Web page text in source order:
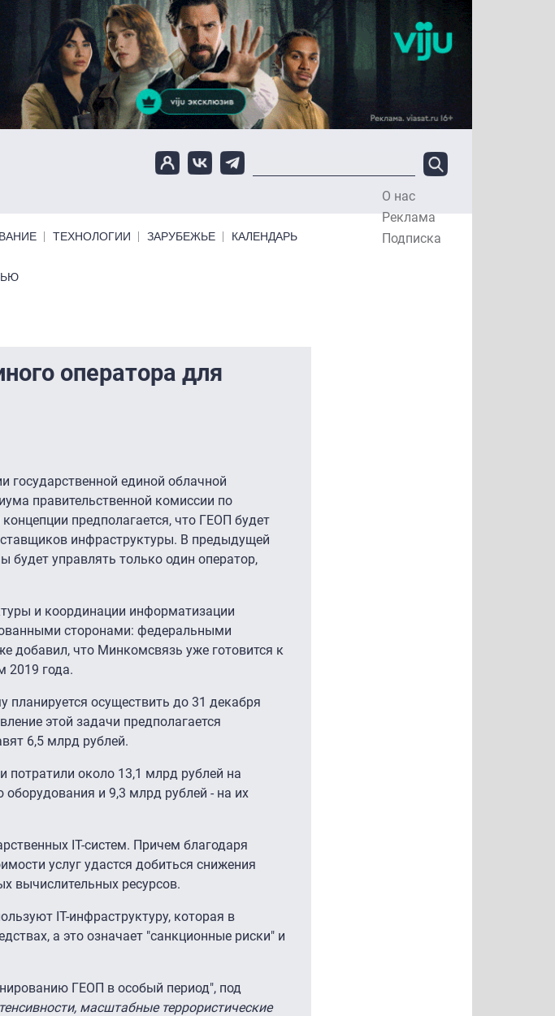
О нас
Реклама
Подписка
ТЕХНОЛОГИИ ЗАРУБЕЖЬЕ КАЛЕНДАРЬ
оператора для
государственной единой облачной
правительственной комиссии по
предполагается, что ГЕОП будет
инфраструктуры. В предыдущей
будет управлять только один оператор,
и координации информатизации
сторонами: федеральными
добавил, что Минкомсвязь уже готовится к
2019 года.
осуществить до 31 декабря
этой задачи предполагается
6,5 млрд рублей.
потратили около 13,1 млрд рублей на
и 9,3 млрд рублей - на их
IT-систем. Причем благодаря
услуг удастся добиться снижения
вычислительных ресурсов.
IT-инфраструктуру, которая в
а это означает "санкционные риски" и
ГЕОП в особый период", под
масштабные террористические